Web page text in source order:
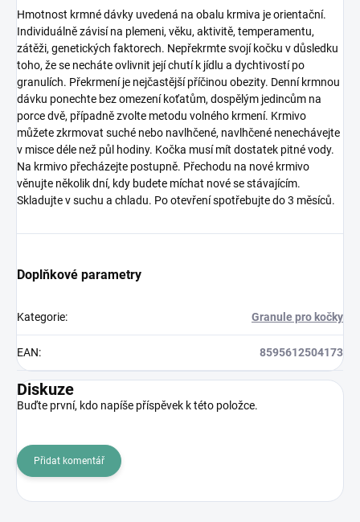
Hmotnost krmné dávky uvedená na obalu krmiva je orientační.
Individuálně závisí na plemeni, věku, aktivitě, temperamentu,
zátěži, genetických faktorech. Nepřekrmte svojí kočku v důsledku
toho, že se necháte ovlivnit její chutí k jídlu a dychtivostí po
granulích. Překrmení je nejčastější příčinou obezity. Denní krmnou
dávku ponechte bez omezení koťatům, dospělým jedincům na
porce dvě, případně zvolte metodu volného krmení. Krmivo
můžete zkrmovat suché nebo navlhčené, navlhčené nenechávejte
v misce déle než půl hodiny. Kočka musí mít dostatek pitné vody.
Na krmivo přecházejte postupně. Přechodu na nové krmivo
věnujte několik dní, kdy budete míchat nové se stávajícím.
Skladujte v suchu a chladu. Po otevření spotřebujte do 3 měsíců.
Doplňkové parametry
Kategorie: Granule pro kočky
EAN: 8595612504173
Diskuze
Buďte první, kdo napíše příspěvek k této položce.
Přidat komentář